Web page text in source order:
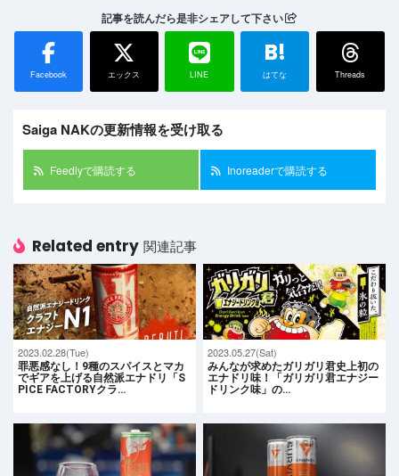
記事を読んだら是非シェアして下さい
Facebook エックス LINE
B!
はてな Threads
Saiga NAKの更新情報を受け取る
Feedlyで購読する Inoreaderで購読する
Related entry 関連記事
2023.02.28(Tue)
罪悪感なし！9種のスパイスとマカ
でギアを上げる自然派エナドリ「S
PICE FACTORYクラ…
2023.05.27(Sat)
みんなが求めたガリガリ君史上初の
エナドリ味！「ガリガリ君エナジー
ドリンク味」の…